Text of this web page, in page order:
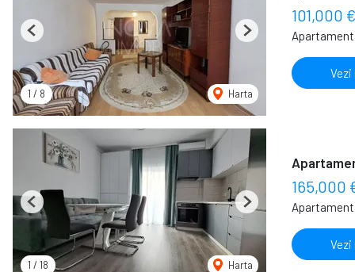
1 / 8 Harta
Previous Next
101,000 €
Apartament
1 / 18 Harta
Previous Next
165,000
Apartament